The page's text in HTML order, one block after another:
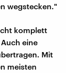
wegstecken."
komplett
eine
Mit
meisten